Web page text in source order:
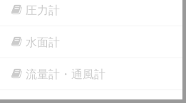
圧力計
水面計
流量計・通風計